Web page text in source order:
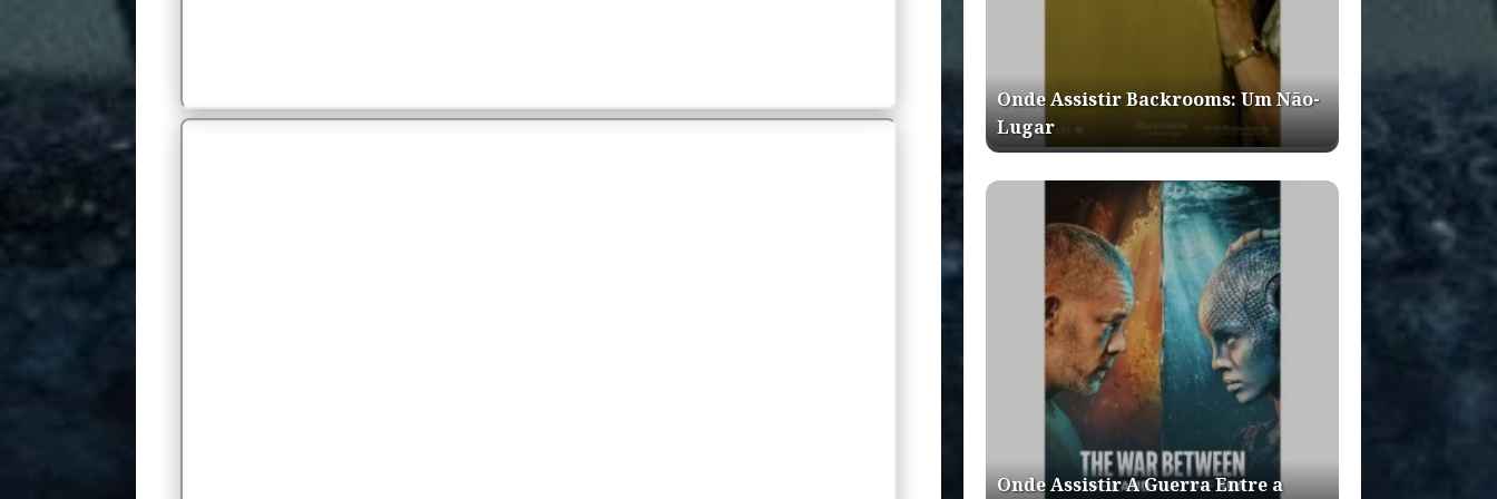
Onde Assistir Backrooms: Um Não-
Lugar
Onde Assistir A Guerra Entre a